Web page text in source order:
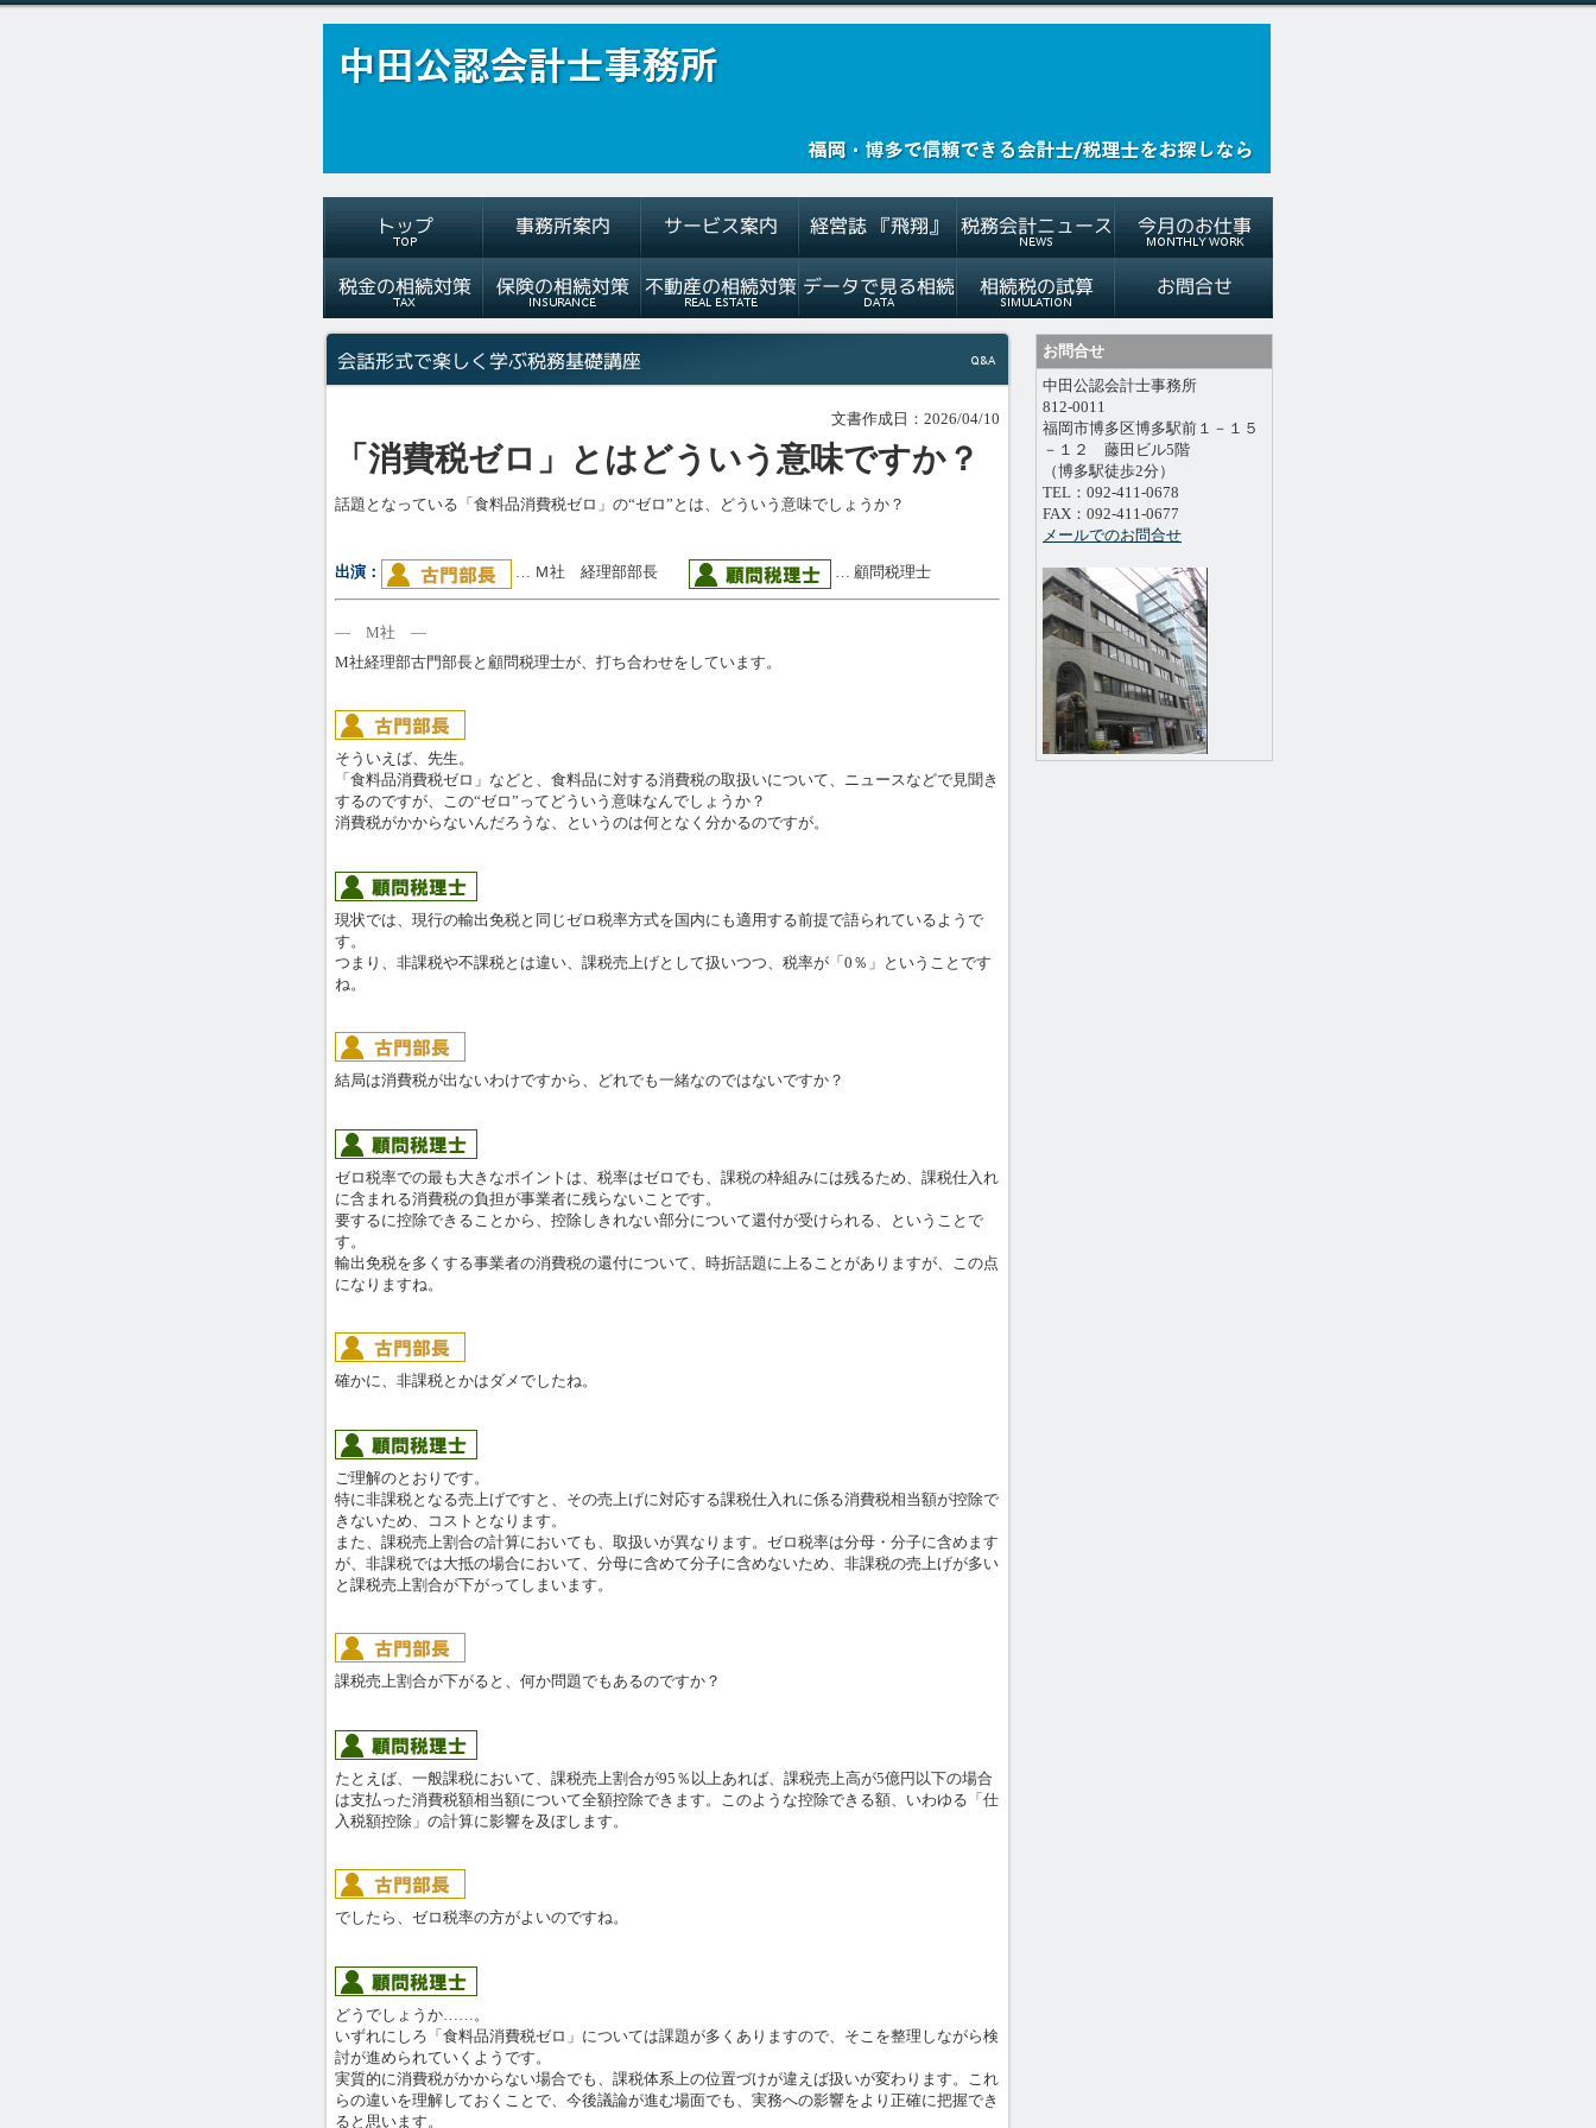
文書作成日：2026/04/10
「消費税ゼロ」とはどういう意味ですか？
話題となっている「食料品消費税ゼロ」の“ゼロ”とは、どういう意味でしょうか？
出演： … Ｍ社 経理部部長 … 顧問税理士
― M社 ―
M社経理部古門部長と顧問税理士が、打ち合わせをしています。
そういえば、先生。
「食料品消費税ゼロ」などと、食料品に対する消費税の取扱いについて、ニュースなどで見聞き
するのですが、この“ゼロ”ってどういう意味なんでしょうか？
消費税がかからないんだろうな、というのは何となく分かるのですが。
現状では、現行の輸出免税と同じゼロ税率方式を国内にも適用する前提で語られているようで
す。
つまり、非課税や不課税とは違い、課税売上げとして扱いつつ、税率が「0％」ということです
ね。
結局は消費税が出ないわけですから、どれでも一緒なのではないですか？
ゼロ税率での最も大きなポイントは、税率はゼロでも、課税の枠組みには残るため、課税仕入れ
に含まれる消費税の負担が事業者に残らないことです。
要するに控除できることから、控除しきれない部分について還付が受けられる、ということで
す。
輸出免税を多くする事業者の消費税の還付について、時折話題に上ることがありますが、この点
になりますね。
確かに、非課税とかはダメでしたね。
ご理解のとおりです。
特に非課税となる売上げですと、その売上げに対応する課税仕入れに係る消費税相当額が控除で
きないため、コストとなります。
また、課税売上割合の計算においても、取扱いが異なります。ゼロ税率は分母・分子に含めます
が、非課税では大抵の場合において、分母に含めて分子に含めないため、非課税の売上げが多い
と課税売上割合が下がってしまいます。
課税売上割合が下がると、何か問題でもあるのですか？
たとえば、一般課税において、課税売上割合が95％以上あれば、課税売上高が5億円以下の場合
は支払った消費税額相当額について全額控除できます。このような控除できる額、いわゆる「仕
入税額控除」の計算に影響を及ぼします。
でしたら、ゼロ税率の方がよいのですね。
どうでしょうか……。
いずれにしろ「食料品消費税ゼロ」については課題が多くありますので、そこを整理しながら検
討が進められていくようです。
実質的に消費税がかからない場合でも、課税体系上の位置づけが違えば扱いが変わります。これ
らの違いを理解しておくことで、今後議論が進む場面でも、実務への影響をより正確に把握でき
ると思います。
お問合せ
中田公認会計士事務所
812-0011
福岡市博多区博多駅前１－１５
－１２ 藤田ビル5階
（博多駅徒歩2分）
TEL：092-411-0678
FAX：092-411-0677
メールでのお問合せ